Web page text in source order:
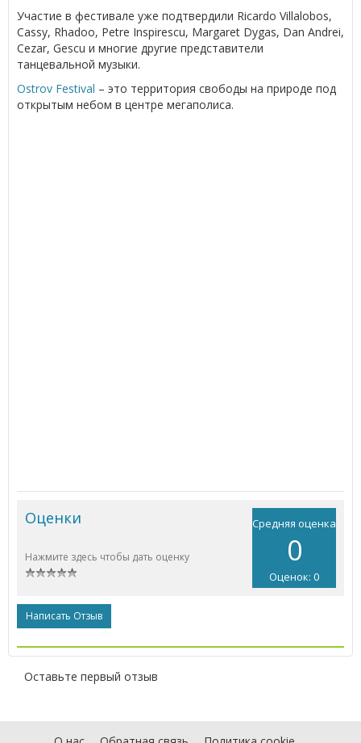
Участие в фестивале уже подтвердили Ricardo Villalobos,
Cassy, Rhadoo, Petre Inspirescu, Margaret Dygas, Dan Andrei,
Cezar, Gescu и многие другие представители
танцевальной музыки.
Ostrov Festival – это территория свободы на природе под
открытым небом в центре мегаполиса.
Средняя оценка
0
Оценок: 0
Оценки
Нажмите здесь чтобы дать оценку
Написать Отзыв
Оставьте первый отзыв